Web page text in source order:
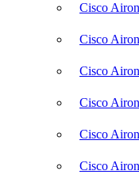
Cisco
Cisco
Cisco
Cisco
Cisco
Cisco